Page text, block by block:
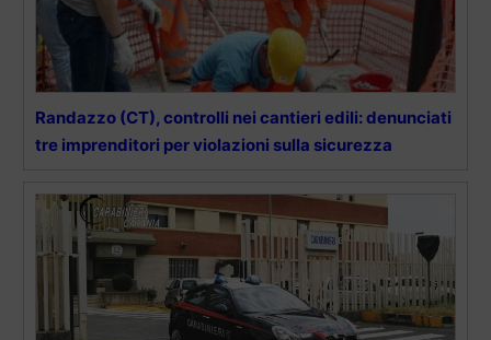
Randazzo (CT), controlli nei cantieri edili: denunciati
tre imprenditori per violazioni sulla sicurezza